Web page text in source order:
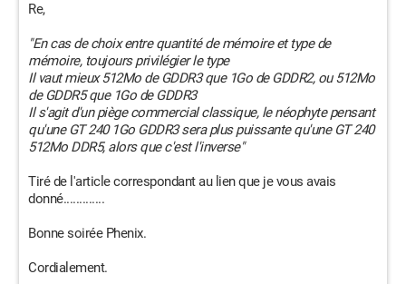
Re,
"En cas de choix entre quantité de mémoire et type de
mémoire, toujours privilégier le type
Il vaut mieux 512Mo de GDDR3 que 1Go de GDDR2, ou 512Mo
de GDDR5 que 1Go de GDDR3
Il s'agit d'un piège commercial classique, le néophyte pensant
qu'une GT 240 1Go GDDR3 sera plus puissante qu'une GT 240
512Mo DDR5, alors que c'est l'inverse"
Tiré de l'article correspondant au lien que je vous avais
donné.............
Bonne soirée Phenix.
Cordialement.